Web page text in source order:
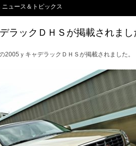
ニュース＆トピックス
ックＤＨＳが掲載されまし
2005ｙキャデラックＤＨＳが掲載されました。